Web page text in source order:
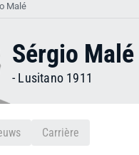
Malé
Sérgio Malé
- Lusitano 1911
Carrière